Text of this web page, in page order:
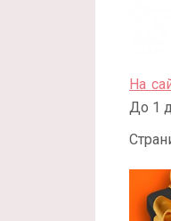
На
До 1